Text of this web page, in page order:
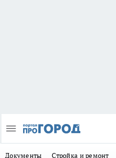
Документы Стройка и ремонт